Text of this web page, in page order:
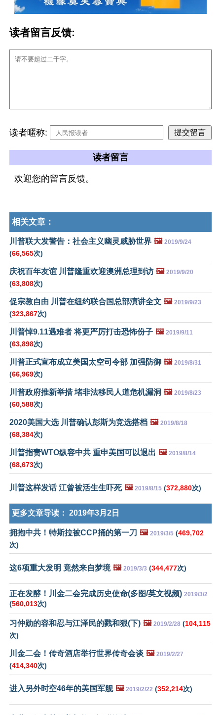
读者留言反馈:
读者暱称:
读者留言
欢迎您的留言反馈。
相关文章：
川普联大发警告：社会主义幽灵威胁世界 🖼️ 2019/9/24
(66,565次)
庆祝百年友谊 川普隆重欢迎澳洲总理到访 🖼️ 2019/9/20
(63,808次)
促宗教自由 川普在纽约联合国总部演讲全文 🖼️ 2019/9/23
(323,867次)
川普悼9.11遇难者 将更严厉打击恐怖份子 🖼️ 2019/9/11
(63,898次)
川普正式宣布成立美国太空司令部 加强防御 🖼️ 2019/8/31
(66,969次)
川普政府推新举措 堵非法移民人道危机漏洞 🖼️ 2019/8/23
(60,588次)
2020美国大选 川普确认彭斯为竞选搭档 🖼️ 2019/8/18
(68,384次)
川普指责WTO纵容中共 重申美国可以退出 🖼️ 2019/8/14
(68,673次)
川普这样发话 江曾被活生生吓死 🖼️ 2019/8/15 (372,880次)
更多文章导读： 2019年3月2日
拥抱中共！特斯拉被CCP捅的第一刀 🖼️ 2019/3/5 (469,702
次)
这6项重大发明 竟然来自梦境 🖼️ 2019/3/3 (344,477次)
正在发酵！川金二会完成历史使命(多图/英文视频) 2019/3/2
(560,013次)
习仲勋的容和忍与江泽民的戮和狠(下) 🖼️ 2019/2/28 (104,115
次)
川金二会！传奇酒店举行世界传奇会谈 🖼️ 2019/2/27
(414,340次)
进入另外时空46年的美国军舰 🖼️ 2019/2/22 (352,214次)